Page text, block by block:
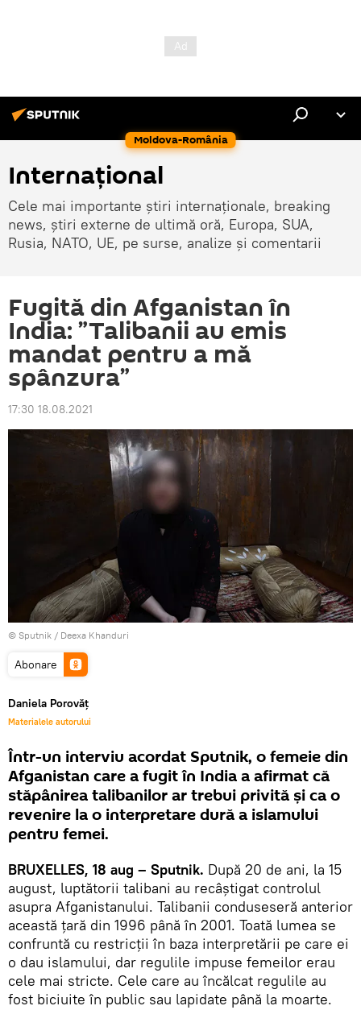
Moldova-România
Internaţional
Cele mai importante știri internaționale, breaking
news, știri externe de ultimă oră, Europa, SUA,
Rusia, NATO, UE, pe surse, analize și comentarii
Fugită din Afganistan în
India: ”Talibanii au emis
mandat pentru a mă
spânzura”
17:30 18.08.2021
© Sputnik / Deexa Khanduri
Abonare
Daniela Porovăț
Materialele autorului
Într-un interviu acordat Sputnik, o femeie din
Afganistan care a fugit în India a afirmat că
stăpânirea talibanilor ar trebui privită și ca o
revenire la o interpretare dură a islamului
pentru femei.
BRUXELLES, 18 aug – Sputnik. După 20 de ani, la 15
august, luptătorii talibani au recâștigat controlul
asupra Afganistanului. Talibanii conduseseră anterior
această țară din 1996 până în 2001. Toată lumea se
confruntă cu restricții în baza interpretării pe care ei
o dau islamului, dar regulile impuse femeilor erau
cele mai stricte. Cele care au încălcat regulile au
fost biciuite în public sau lapidate până la moarte.